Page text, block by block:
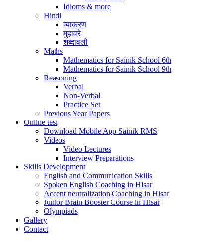
Idioms & more
Hindi
व्याकरण
मुहावरे
शब्दावली
Maths
Mathematics for Sainik School 6th
Mathematics for Sainik School 9th
Reasoning
Verbal
Non-Verbal
Practice Set
Previous Year Papers
Online test
Download Mobile App Sainik RMS
Videos
Video Lectures
Interview Preparations
Skills Development
English and Communication Skills
Spoken English Coaching in Hisar
Accent neutralization Coaching in Hisar
Junior Brain Booster Course in Hisar
Olympiads
Gallery
Contact